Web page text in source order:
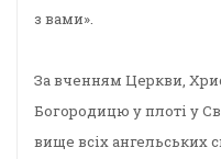
з вами».
За вченням Церкви,
Богородицю у плоті у
вище всіх ангельських